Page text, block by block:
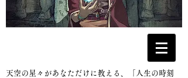
​天空の星々があなただけに教える、「人生の時刻